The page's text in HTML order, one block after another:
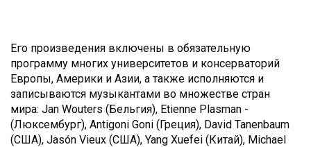
Его произведения включены в обязательную
программу многих университетов и консерваторий
Европы, Америки и Азии, а также исполняются и
записываются музыкантами во множестве стран
мира: Jan Wouters (Бельгия), Etienne Plasman -
(Люксембург), Antigoni Goni (Греция), David Tanenbaum
(США), Jasón Vieux (США), Yang Xuefei (Китай), Michael